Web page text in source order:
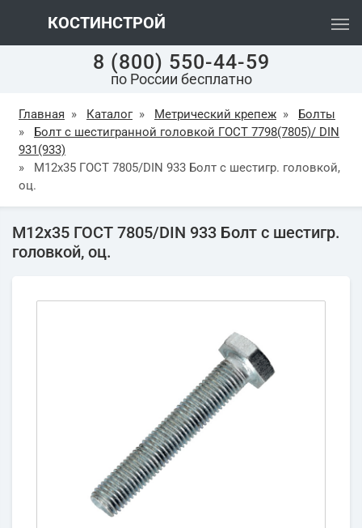
КОСТИНСТРОЙ
8 (800) 550-44-59
по России бесплатно
Главная » Каталог » Метрический крепеж »
Болты
»
Болт с шестигранной головкой ГОСТ 7798(7805)/ DIN
931(933)
»
М12х35 ГОСТ 7805/DIN 933 Болт с шестигр. головкой,
оц.
М12х35 ГОСТ 7805/DIN 933 Болт с шестигр.
головкой, оц.